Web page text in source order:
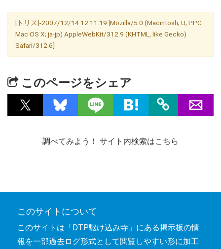
[トリス]-2007/12/14 12:11:19 [Mozilla/5.0 (Macintosh; U; PPC
Mac OS X; ja-jp) AppleWebKit/312.9 (KHTML, like Gecko)
Safari/312.6]
このページをシェア
調べてみよう！ サイト内検索はこちら
このサイトについて
このサイトは「DTP駆け込み寺」にある掲示板の情
報を一部過去ログ形式として閲覧しやすい形に加工